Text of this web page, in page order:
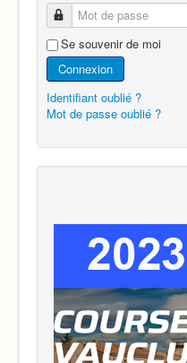
Mot de passe
Se souvenir de moi
Connexion
Identifiant oublié ?
Mot de passe oublié ?